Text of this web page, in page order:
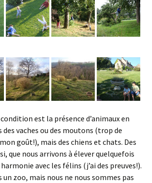
est la présence d’animaux en
des vaches ou des moutons (trop de
goût!), mais des chiens et chats. Des
que nous arrivons à élever quelquefois
avec les félins (j’ai des preuves!).
un zoo, mais nous ne nous sommes pas